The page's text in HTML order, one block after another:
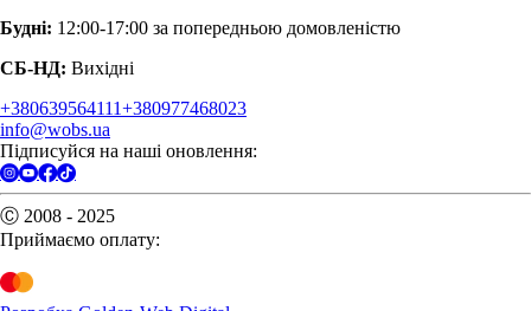
Будні: 12:00-17:00 за попередньою домовленістю
СБ-НД: Вихідні
+380639564111+380977468023
info@wobs.ua
Підписуйся на наші оновлення:
Ⓒ 2008 - 2025
Приймаємо оплату: